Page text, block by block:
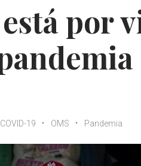
por
19 OMS Pandemia